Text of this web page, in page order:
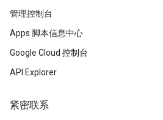
管理控制台
Apps 脚本信息中心
Google Cloud 控制台
API Explorer
紧密联系